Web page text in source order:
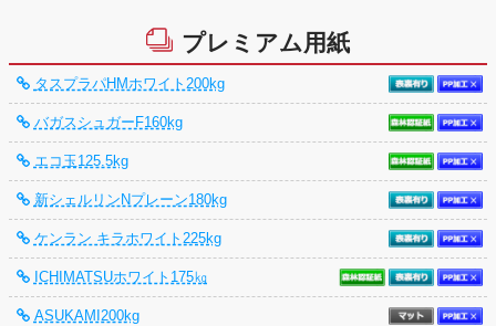
プレミアム用紙
タスプラパHMホワイト200kg
バガスシュガーF160kg
エコ玉125.5kg
新シェルリンNプレーン180kg
ケンラン キラホワイト225kg
ICHIMATSUホワイト175㎏
ASUKAMI200kg